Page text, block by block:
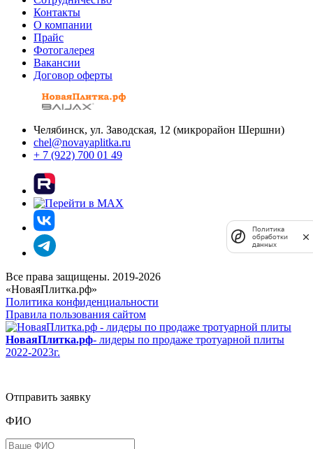
Контакты
О компании
Прайс
Фотогалерея
Вакансии
Договор оферты
Челябинск, ул. Заводская, 12 (микрорайон Шершни)
chel@novayaplitka.ru
+ 7 (922) 700 01 49
Все права защищены. 2019-2026
«НоваяПлитка.рф»
Политика конфиденциальности
Правила пользования сайтом
НоваяПлитка.рф- лидеры по продаже тротуарной плиты
2022-2023г.
Отправить заявку
ФИО
Политика
обработки
данных